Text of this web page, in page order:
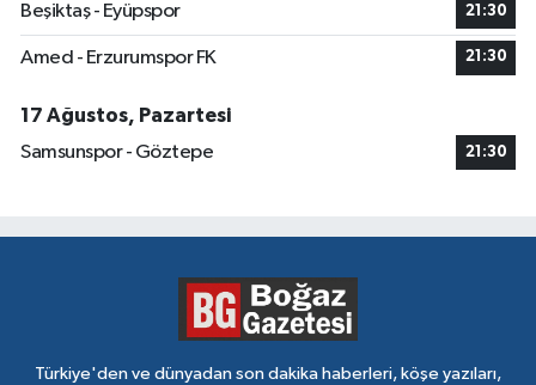
Beşiktaş - Eyüpspor 21:30
Amed - Erzurumspor FK 21:30
17 Ağustos, Pazartesi
Samsunspor - Göztepe
21:30
Türkiye'den ve dünyadan son dakika haberleri, köşe yazıları,